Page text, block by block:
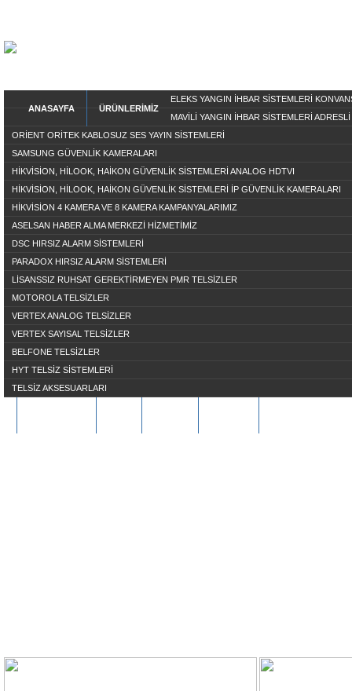
ANASAYFA ÜRÜNLERİMİZ
ELEKS YANGIN İHBAR SİSTEMLERİ
MAVİLİ YANGIN İHBAR SİSTEMLERİ ADRESLİ
ORİENT ORİTEK KABLOSUZ SES YAYIN SİSTEMLERİ
SAMSUNG GÜVENLİK KAMERALARI
HİKVİSİON, HİLOOK, HAİKON GÜVENLİK SİSTEMLERİ ANALOG HDTVI
HİKVİSİON, HİLOOK, HAİKON GÜVENLİK SİSTEMLERİ İP GÜVENLİK KAMERALARI
HİKVİSİON 4 KAMERA VE 8 KAMERA KAMPANYALARIMIZ
ASELSAN HABER ALMA MERKEZİ HİZMETİMİZ
DSC HIRSIZ ALARM SİSTEMLERİ
PARADOX HIRSIZ ALARM SİSTEMLERİ
LİSANSSIZ RUHSAT GEREKTİRMEYEN PMR TELSİZLER
MOTOROLA TELSİZLER
VERTEX ANALOG TELSİZLER
VERTEX SAYISAL TELSİZLER
BELFONE TELSİZLER
HYT TELSİZ SİSTEMLERİ
TELSİZ AKSESUARLARI